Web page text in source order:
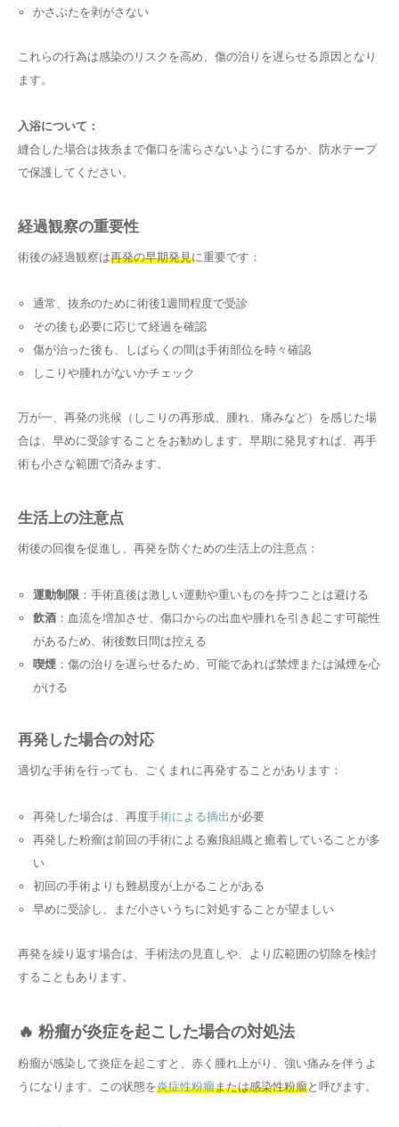
かさぶたを剥がさない
これらの行為は感染のリスクを高め、傷の治りを遅らせる原因となり
ます。
入浴について：
縫合した場合は抜糸まで傷口を濡らさないようにするか、防水テープ
で保護してください。
経過観察の重要性
術後の経過観察は再発の早期発見に重要です：
通常、抜糸のために術後1週間程度で受診
その後も必要に応じて経過を確認
傷が治った後も、しばらくの間は手術部位を時々確認
しこりや腫れがないかチェック
万が一、再発の兆候（しこりの再形成、腫れ、痛みなど）を感じた場
合は、早めに受診することをお勧めします。早期に発見すれば、再手
術も小さな範囲で済みます。
生活上の注意点
術後の回復を促進し、再発を防ぐための生活上の注意点：
運動制限：手術直後は激しい運動や重いものを持つことは避ける
飲酒：血流を増加させ、傷口からの出血や腫れを引き起こす可能性
があるため、術後数日間は控える
喫煙：傷の治りを遅らせるため、可能であれば禁煙または減煙を心
がける
再発した場合の対応
適切な手術を行っても、ごくまれに再発することがあります：
再発した場合は、再度手術による摘出 が必要
再発した粉瘤は前回の手術による瘢痕組織と癒着していることが多
い
初回の手術よりも難易度が上がることがある
早めに受診し、まだ小さいうちに対処することが望ましい
再発を繰り返す場合は、手術法の見直しや、より広範囲の切除を検討
することもあります。
🔥 粉瘤が炎症を起こした場合の対処法
粉瘤が感染して炎症を起こすと、赤く腫れ上がり、強い痛みを伴うよ
うになります。この状態を炎症性粉瘤または感染性粉瘤と呼びます。